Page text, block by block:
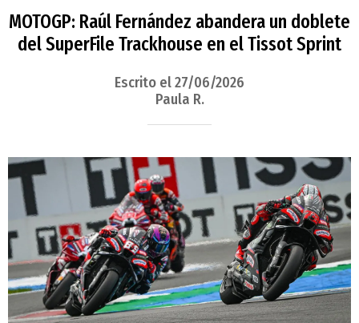
MOTOGP: Raúl Fernández abandera un doblete
del SuperFile Trackhouse en el Tissot Sprint
Escrito el 27/06/2026
Paula R.